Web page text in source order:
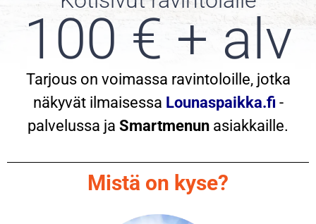
100 € + alv
Tarjous on voimassa ravintoloille, jotka
näkyvät ilmaisessa Lounaspaikka.fi -
palvelussa ja Smartmenun asiakkaille.
Mistä on kyse?